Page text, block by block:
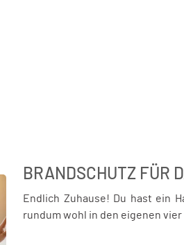
BRANDSCHUTZ FÜR
Endlich Zuhause! Du hast ein
rundum wohl in den eigenen vier